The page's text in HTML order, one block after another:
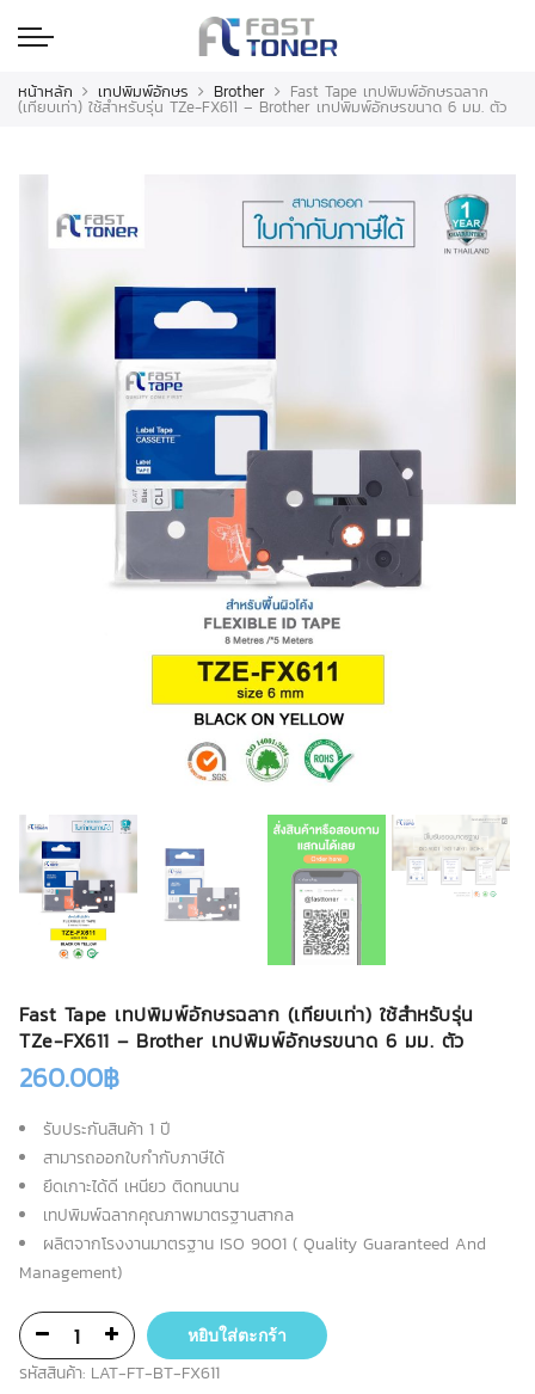
หน้าหลัก เทปพิมพ์อักษร Brother Fast Tape เทปพิมพ์อักษรฉลาก
(เทียบเท่า) ใช้สำหรับรุ่น TZe-FX611 – Brother เทปพิมพ์อักษรขนาด 6 มม. ตัว
Fast Tape เทปพิมพ์อักษรฉลาก (เทียบเท่า) ใช้สำหรับรุ่น
TZe-FX611 – Brother เทปพิมพ์อักษรขนาด 6 มม. ตัว
260.00฿
รับประกันสินค้า 1 ปี
สามารถออกใบกำกับภาษีได้
ยึดเกาะได้ดี เหนียว ติดทนนาน
เทปพิมพ์ฉลากคุณภาพมาตรฐานสากล
ผลิตจากโรงงานมาตรฐาน ISO 9001 ( Quality Guaranteed And
Management)
หยิบใส่ตะกร้า
รหัสสินค้า: LAT-FT-BT-FX611